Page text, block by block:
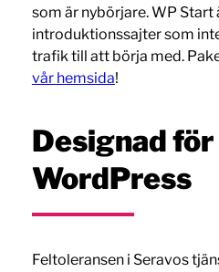
som är nybörjare. WP
introduktionssajter som
trafik till att börja med.
vår hemsida!
Designad för
WordPress
Feltoleransen i Seravos